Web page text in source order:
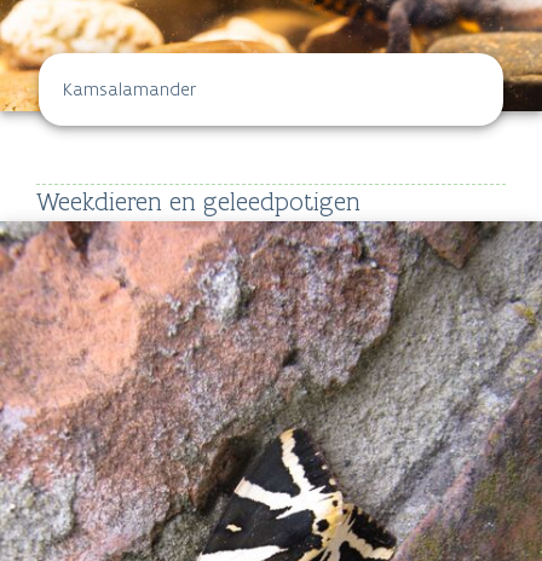
Kamsalamander
Weekdieren en geleedpotigen